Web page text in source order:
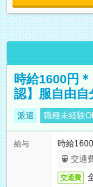
時給1600円
認】服自由自
派遣 職種未経験
給与
時給
交通
交通費